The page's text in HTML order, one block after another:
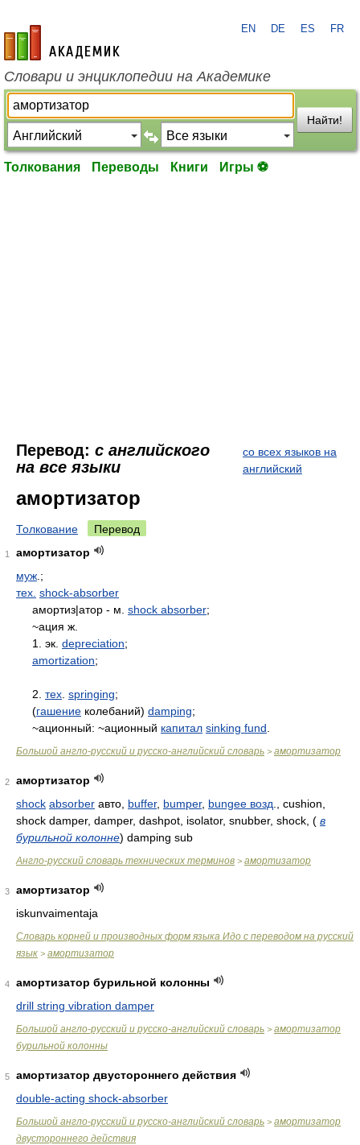
academic.ru
EN DE ES FR
Словари и энциклопедии на Академике
Найти!
Толкования Переводы Книги Игры ⚽
Перевод: с английского
на все языки
со всех языков на
английский
амортизатор
Толкование Перевод
1
амортизатор
муж .;
тех. shock-absorber
амортиз|атор - м. shock absorber;
~ация ж.
1. эк. depreciation;
amortization;
2. тех springing;
(гашение колебаний) damping;
~ационный: ~ационный капитал sinking fund
Большой англо-русский и русско-английский словарь > амортизатор
2
амортизатор
shock absorber авто, buffer, bumper, bungee возд ., cushion,
shock damper, damper, dashpot, isolator, snubber, shock, ( в
бурильной колонне) damping sub
Англо-русский словарь технических терминов > амортизатор
3
амортизатор
iskunvaimentaja
Словарь корней и производных форм языка Идо с переводом на русский
язык > амортизатор
4
амортизатор бурильной колонны
drill string vibration damper
Большой англо-русский и русско-английский словарь > амортизатор
бурильной колонны
5
амортизатор двустороннего действия
double-acting shock-absorber
Большой англо-русский и русско-английский словарь > амортизатор
двустороннего действия